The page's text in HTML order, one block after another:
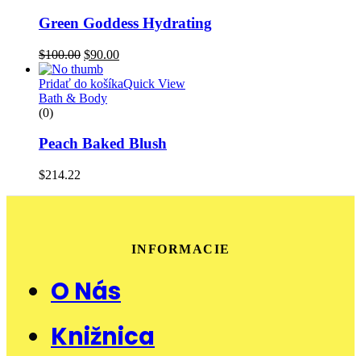
Green Goddess Hydrating
$100.00 Pôvodná
cena
bola:
$100.00.
$90.00Aktuálna
je:
Pridať do košíkaQuick View
Bath & Body
(0)
Peach Baked Blush
$214.22
INFORMACIE
O Nás
Knižnica